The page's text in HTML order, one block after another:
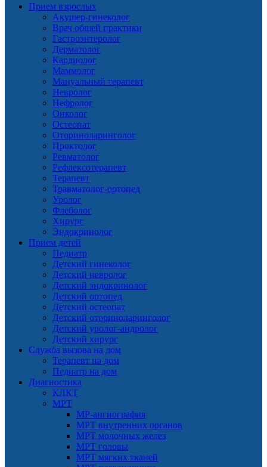
Прием взрослых
Акушер-гинеколог
Врач общей практики
Гастроэнтеролог
Дерматолог
Кардиолог
Маммолог
Мануальный терапевт
Невролог
Нефролог
Онколог
Остеопат
Оториноларинголог
Проктолог
Ревматолог
Рефлексотерапевт
Терапевт
Травматолог-ортопед
Уролог
Флеболог
Хирург
Эндокринолог
Прием детей
Педиатр
Детский гинеколог
Детский невролог
Детский эндокринолог
Детский ортопед
Детский остеопат
Детский оториноларинголог
Детский уролог-андролог
Детский хирург
Служба вызова на дом
Терапевт на дом
Педиатр на дом
Диагностика
КЛКТ
МРТ
МР-ангиография
МРТ внутренних органов
МРТ молочных желез
МРТ головы
МРТ мягких тканей